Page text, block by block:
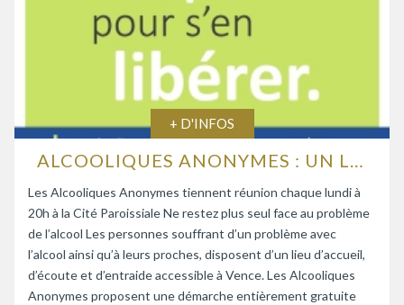
+ D'INFOS
ALCOOLIQUES ANONYMES : UN LIEU D’ÉCOUTE ET D’ENTRAIDE
Les Alcooliques Anonymes tiennent réunion chaque lundi à
20h à la Cité Paroissiale Ne restez plus seul face au problème
de l’alcool Les personnes souffrant d’un problème avec
l’alcool ainsi qu’à leurs proches, disposent d’un lieu d’accueil,
d’écoute et d’entraide accessible à Vence. Les Alcooliques
Anonymes proposent une démarche entièrement gratuite